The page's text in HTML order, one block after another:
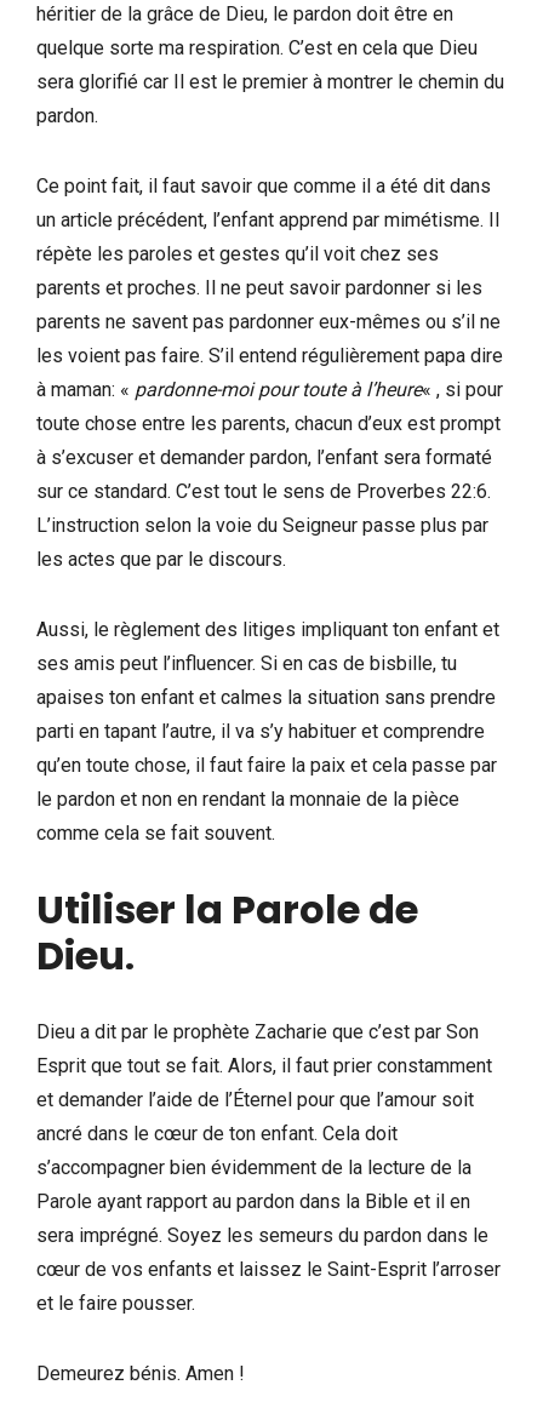
héritier de la grâce de Dieu, le pardon doit être en
quelque sorte ma respiration. C’est en cela que Dieu
sera glorifié car Il est le premier à montrer le chemin du
pardon.
Ce point fait, il faut savoir que comme il a été dit dans
un article précédent, l’enfant apprend par mimétisme. Il
répète les paroles et gestes qu’il voit chez ses
parents et proches. Il ne peut savoir pardonner si les
parents ne savent pas pardonner eux-mêmes ou s’il ne
les voient pas faire. S’il entend régulièrement papa dire
à maman: « pardonne-moi pour toute à l’heure« , si pour
toute chose entre les parents, chacun d’eux est prompt
à s’excuser et demander pardon, l’enfant sera formaté
sur ce standard. C’est tout le sens de Proverbes 22:6.
L’instruction selon la voie du Seigneur passe plus par
les actes que par le discours.
Aussi, le règlement des litiges impliquant ton enfant et
ses amis peut l’influencer. Si en cas de bisbille, tu
apaises ton enfant et calmes la situation sans prendre
parti en tapant l’autre, il va s’y habituer et comprendre
qu’en toute chose, il faut faire la paix et cela passe par
le pardon et non en rendant la monnaie de la pièce
comme cela se fait souvent.
Utiliser la Parole de
Dieu.
Dieu a dit par le prophète Zacharie que c’est par Son
Esprit que tout se fait. Alors, il faut prier constamment
et demander l’aide de l’Éternel pour que l’amour soit
ancré dans le cœur de ton enfant. Cela doit
s’accompagner bien évidemment de la lecture de la
Parole ayant rapport au pardon dans la Bible et il en
sera imprégné. Soyez les semeurs du pardon dans le
cœur de vos enfants et laissez le Saint-Esprit l’arroser
et le faire pousser.
Demeurez bénis. Amen !